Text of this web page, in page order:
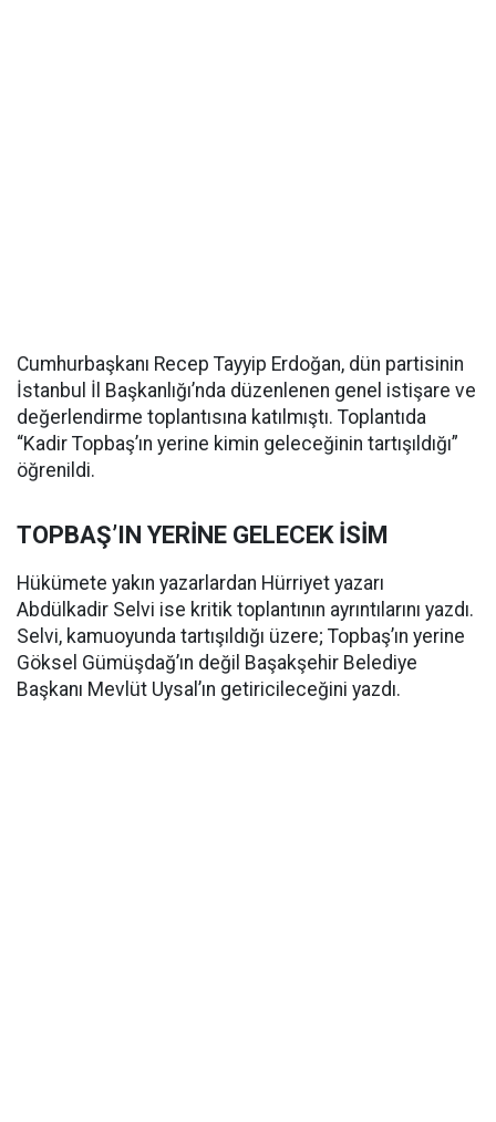
Cumhurbaşkanı Recep Tayyip Erdoğan, dün partisinin
İstanbul İl Başkanlığı’nda düzenlenen genel istişare ve
değerlendirme toplantısına katılmıştı. Toplantıda
“Kadir Topbaş’ın yerine kimin geleceğinin tartışıldığı”
öğrenildi.
TOPBAŞ’IN YERİNE GELECEK İSİM
Hükümete yakın yazarlardan Hürriyet yazarı
Abdülkadir Selvi ise kritik toplantının ayrıntılarını yazdı.
Selvi, kamuoyunda tartışıldığı üzere; Topbaş’ın yerine
Göksel Gümüşdağ’ın değil Başakşehir Belediye
Başkanı Mevlüt Uysal’ın getiricileceğini yazdı.